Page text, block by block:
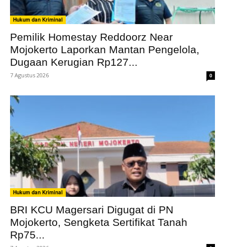
Hukum dan Kriminal
Pemilik Homestay Reddoorz Near
Mojokerto Laporkan Mantan Pengelola,
Dugaan Kerugian Rp127...
7 Agustus 2026 0
Hukum dan Kriminal
BRI KCU Magersari Digugat di PN
Mojokerto, Sengketa Sertifikat Tanah
Rp75...